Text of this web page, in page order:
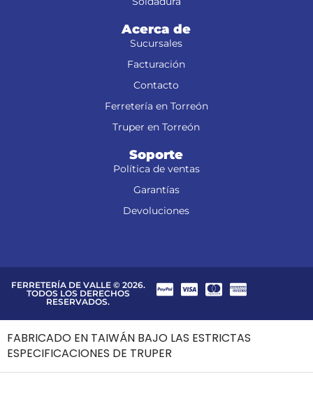
Acerca de
Sucursales
Facturación
Contacto
Ferretería en Torreón
Truper en Torreón
Soporte
Política de ventas
Garantías
Devoluciones
FERRETERÍA DE VALLE © 2026.
TODOS LOS DERECHOS
RESERVADOS.
FABRICADO EN TAIWÁN BAJO LAS ESTRICTAS
ESPECIFICACIONES DE TRUPER